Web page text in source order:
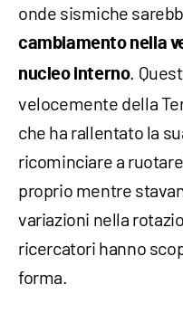
onde sismiche
cambiamento nella
nucleo interno.
velocemente della
che ha rallentato la
ricominciare a
proprio mentre
variazioni nella
ricercatori hanno
forma.